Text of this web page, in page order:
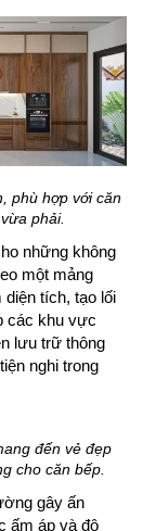
phù hợp với căn
phải.
những không
một mảng
tích, tạo lối
các khu vực
lưu trữ thông
nghi trong